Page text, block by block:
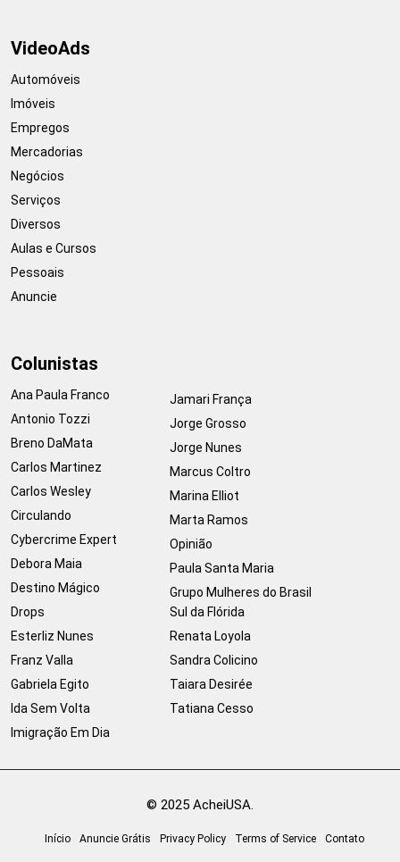
VideoAds
Automóveis
Imóveis
Empregos
Mercadorias
Negócios
Serviços
Diversos
Aulas e Cursos
Pessoais
Anuncie
Colunistas
Ana Paula Franco
Antonio Tozzi
Breno DaMata
Carlos Martinez
Carlos Wesley
Circulando
Cybercrime Expert
Debora Maia
Destino Mágico
Drops
Esterliz Nunes
Franz Valla
Gabriela Egito
Ida Sem Volta
Imigração Em Dia
Jamari França
Jorge Grosso
Jorge Nunes
Marcus Coltro
Marina Elliot
Marta Ramos
Opinião
Paula Santa Maria
Grupo Mulheres do Brasil
Sul da Flórida
Renata Loyola
Sandra Colicino
Taiara Desirée
Tatiana Cesso
© 2025 AcheiUSA.
Início Anuncie Grátis Privacy Policy Terms of Service Contato